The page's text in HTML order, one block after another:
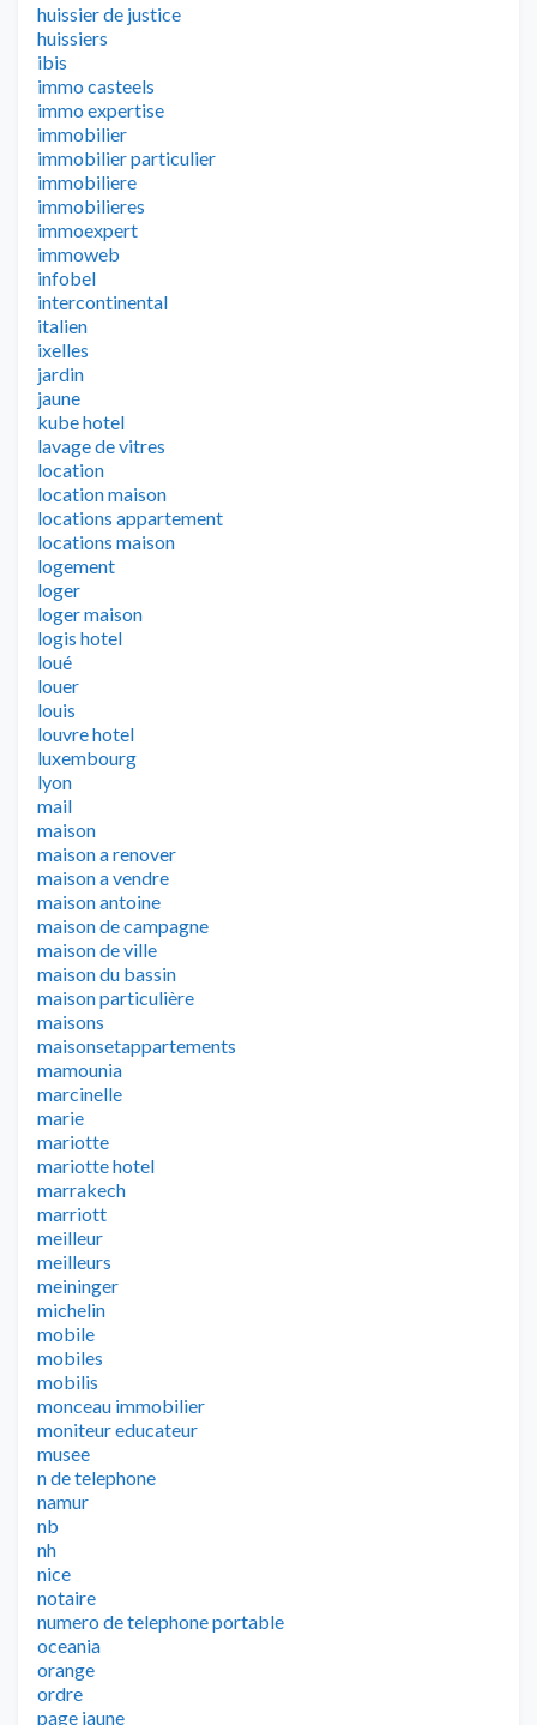
huissier de justice
huissiers
ibis
immo casteels
immo expertise
immobilier
immobilier particulier
immobiliere
immobilieres
immoexpert
immoweb
infobel
intercontinental
italien
ixelles
jardin
jaune
kube hotel
lavage de vitres
location
location maison
locations appartement
locations maison
logement
loger
loger maison
logis hotel
loué
louer
louis
louvre hotel
luxembourg
lyon
mail
maison
maison a renover
maison a vendre
maison antoine
maison de campagne
maison de ville
maison du bassin
maison particulière
maisons
maisonsetappartements
mamounia
marcinelle
marie
mariotte
mariotte hotel
marrakech
marriott
meilleur
meilleurs
meininger
michelin
mobile
mobiles
mobilis
monceau immobilier
moniteur educateur
musee
n de telephone
namur
nb
nh
nice
notaire
numero de telephone portable
oceania
orange
ordre
page jaune